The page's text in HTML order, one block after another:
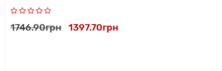
1746.90грн 1397.70грн